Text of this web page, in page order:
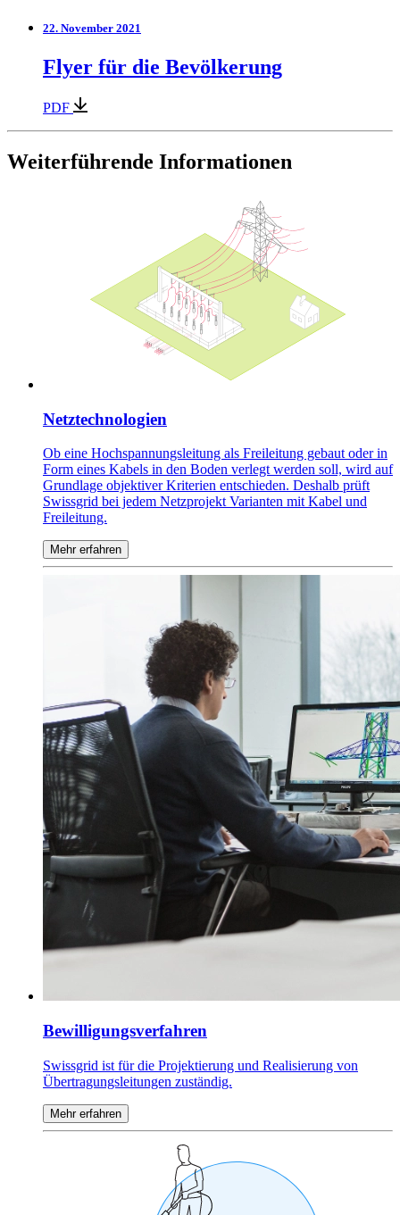
22. November 2021
Flyer für die Bevölkerung
PDF
Weiterführende Informationen
Netztechnologien
Ob eine Hochspannungsleitung als Freileitung gebaut oder in
Form eines Kabels in den Boden verlegt werden soll, wird auf
Grundlage objektiver Kriterien entschieden. Deshalb prüft
Swissgrid bei jedem Netzprojekt Varianten mit Kabel und
Freileitung.
Mehr erfahren
Bewilligungsverfahren
Swissgrid ist für die Projektierung und Realisierung von
Übertragungsleitungen zuständig.
Mehr erfahren